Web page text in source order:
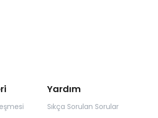
Yardım
Sıkça Sorulan Sorular